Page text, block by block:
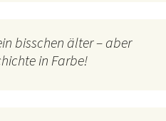
bisschen älter – aber
in Farbe!